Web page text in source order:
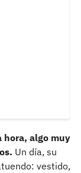
hora, algo muy
Un día, su
vestido,